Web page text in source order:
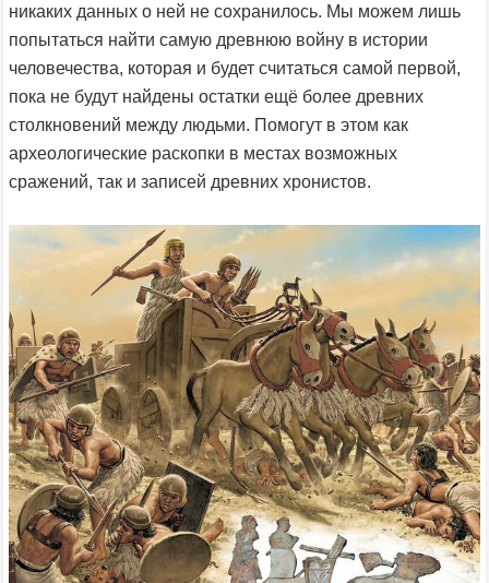
никаких данных о ней не сохранилось. Мы можем лишь
попытаться найти самую древнюю войну в истории
человечества, которая и будет считаться самой первой,
пока не будут найдены остатки ещё более древних
столкновений между людьми. Помогут в этом как
археологические раскопки в местах возможных
сражений, так и записей древних хронистов.